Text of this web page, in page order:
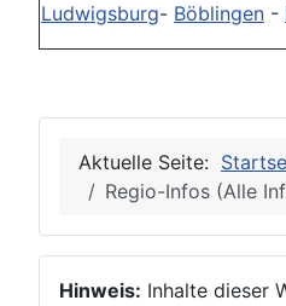
Ludwigsburg- Böblingen -
Aktuelle Seite:
Regio-Infos (Alle
Hinweis: Inhalte dieser